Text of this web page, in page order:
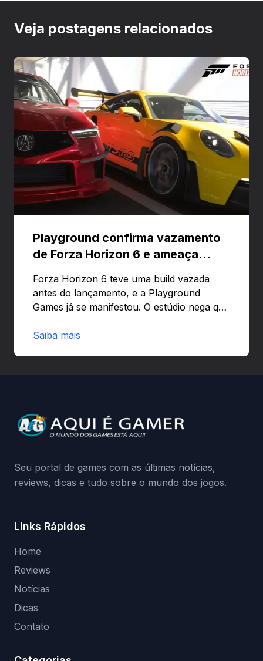
Veja postagens relacionados
Playground confirma vazamento
de Forza Horizon 6 e ameaça
Forza Horizon 6 teve uma build vazada
antes do lançamento, e a Playground
Games já se manifestou. O estúdio nega que
preload e avisa que quem usar versões não
da Playground: negação do preload,
medidas contra acessos não autorizados
Saiba mais
Seu portal de games com as últimas notícias,
reviews, dicas e tudo sobre o mundo dos jogos.
Links Rápidos
Home
Reviews
Notícias
Dicas
Contato